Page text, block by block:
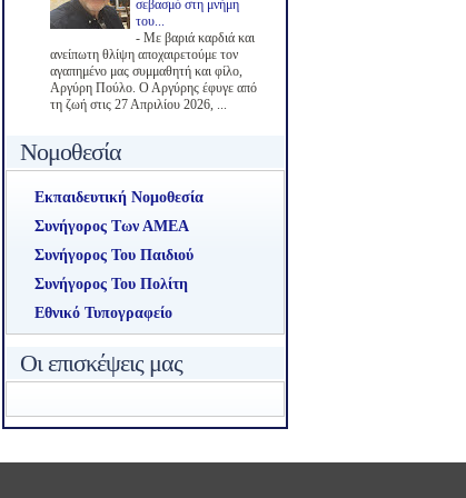
σεβασμό στη μνήμη
του...
- Με βαριά καρδιά και
ανείπωτη θλίψη αποχαιρετούμε τον
αγαπημένο μας συμμαθητή και φίλο,
Αργύρη Πούλο. Ο Αργύρης έφυγε από
τη ζωή στις 27 Απριλίου 2026, ...
Νομοθεσία
Εκπαιδευτική Νομοθεσία
Συνήγορος Των ΑΜΕΑ
Συνήγορος Του Παιδιού
Συνήγορος Του Πολίτη
Εθνικό Τυπογραφείο
Οι επισκέψεις μας